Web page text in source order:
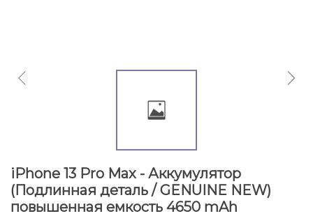
iPhone 13 Pro Max - Аккумулятор
(Подлинная деталь / GENUINE NEW)
повышенная емкость 4650 mAh